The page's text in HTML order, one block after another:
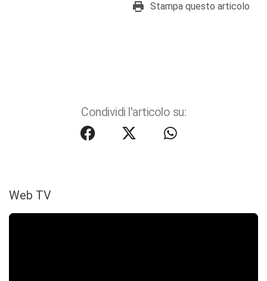
Stampa questo articolo
Condividi l'articolo su:
Web TV